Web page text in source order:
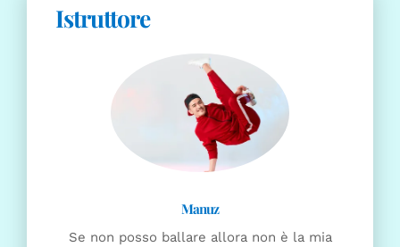
Istruttore
Se non posso ballare allora non è la mia